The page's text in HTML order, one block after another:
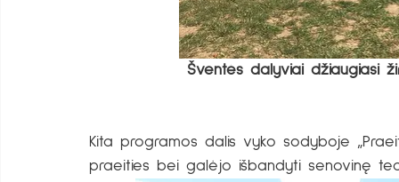
Šventės dalyviai džiaugiasi
Kita programos dalis vyko sodyboje
praeities bei galėjo išbandyti senovinę